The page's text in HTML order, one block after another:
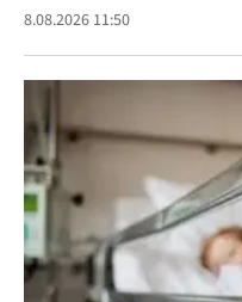
8.08.2026 11:50